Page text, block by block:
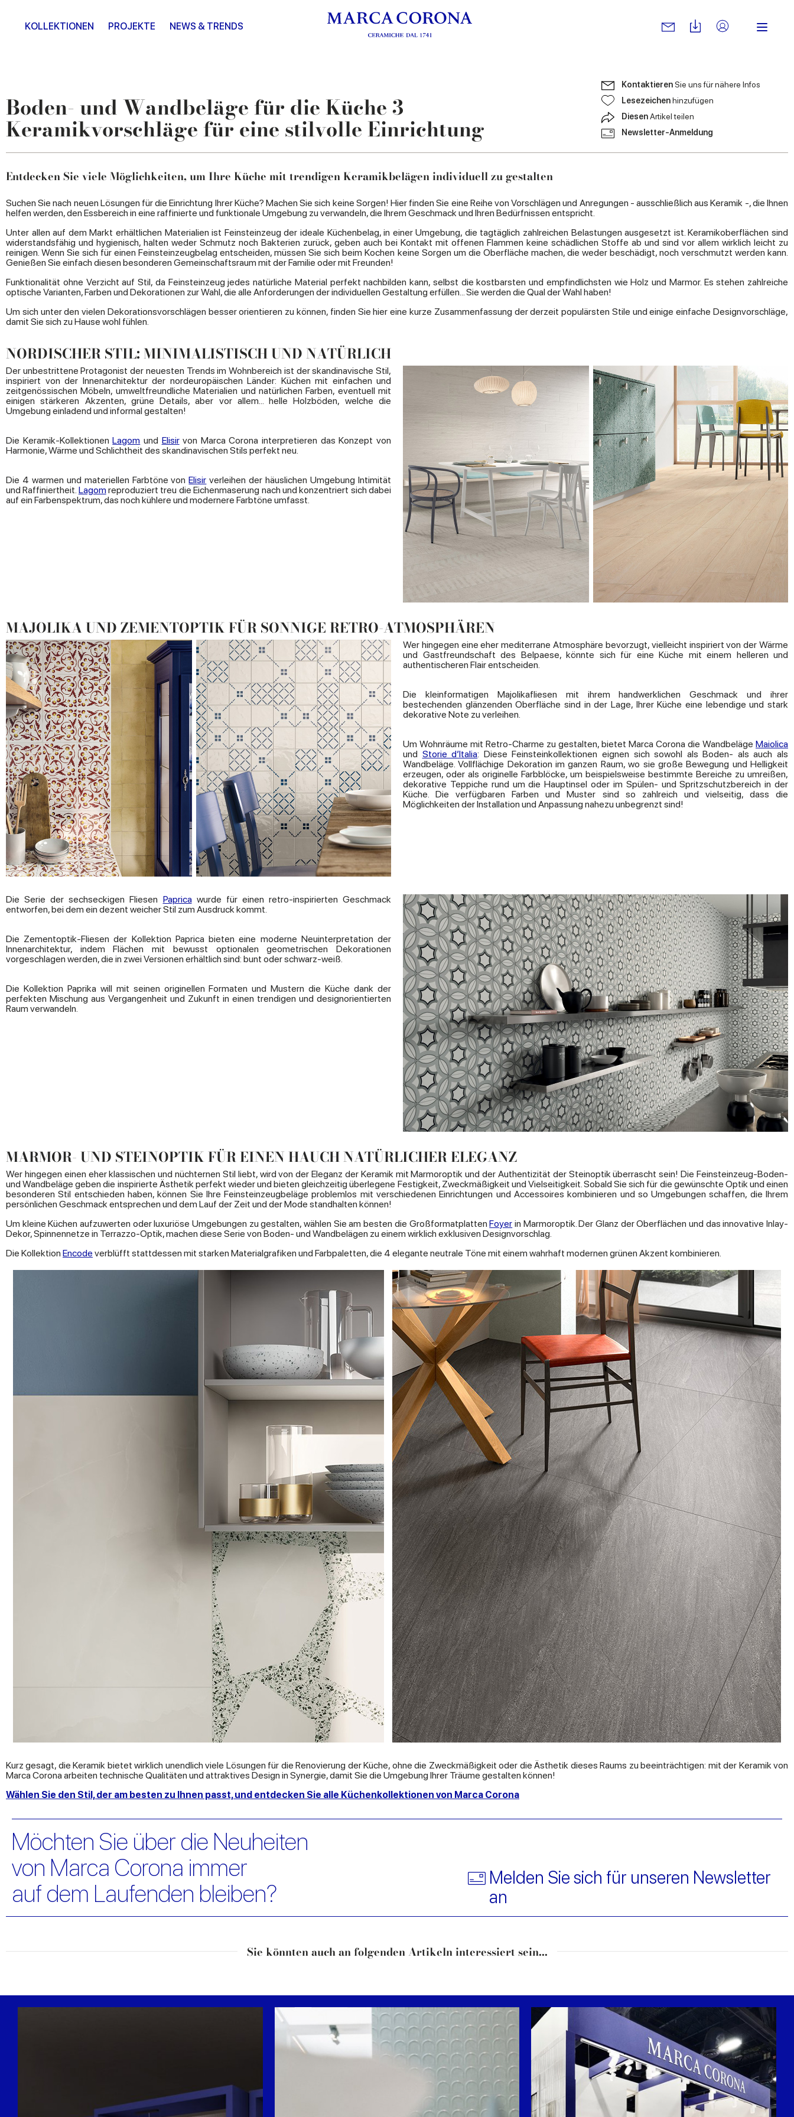
KOLLEKTIONEN PROJEKTE NEWS & TRENDS
Boden- und Wandbeläge für die Küche 3
Keramikvorschläge für eine stilvolle Einrichtung
KontaktierenSie uns für nähere Infos
Lesezeichenhinzufügen
DiesenArtikel teilen
Newsletter-Anmeldung
Entdecken Sie viele Möglichkeiten, um Ihre Küche mit trendigen Keramikbelägen individuell zu gestalten
Suchen Sie nach neuen Lösungen für die Einrichtung Ihrer Küche? Machen Sie sich keine Sorgen! Hier finden Sie eine Reihe von Vorschlägen und Anregungen - ausschließlich aus Keramik -, die Ihnen
helfen werden, den Essbereich in eine raffinierte und funktionale Umgebung zu verwandeln, die Ihrem Geschmack und Ihren Bedürfnissen entspricht.
Unter allen auf dem Markt erhältlichen Materialien ist Feinsteinzeug der ideale Küchenbelag, in einer Umgebung, die tagtäglich zahlreichen Belastungen ausgesetzt ist. Keramikoberflächen sind
widerstandsfähig und hygienisch, halten weder Schmutz noch Bakterien zurück, geben auch bei Kontakt mit offenen Flammen keine schädlichen Stoffe ab und sind vor allem wirklich leicht zu
reinigen. Wenn Sie sich für einen Feinsteinzeugbelag entscheiden, müssen Sie sich beim Kochen keine Sorgen um die Oberfläche machen, die weder beschädigt, noch verschmutzt werden kann.
Genießen Sie einfach diesen besonderen Gemeinschaftsraum mit der Familie oder mit Freunden!
Funktionalität ohne Verzicht auf Stil, da Feinsteinzeug jedes natürliche Material perfekt nachbilden kann, selbst die kostbarsten und empfindlichsten wie Holz und Marmor. Es stehen zahlreiche
optische Varianten, Farben und Dekorationen zur Wahl, die alle Anforderungen der individuellen Gestaltung erfüllen... Sie werden die Qual der Wahl haben!
Um sich unter den vielen Dekorationsvorschlägen besser orientieren zu können, finden Sie hier eine kurze Zusammenfassung der derzeit populärsten Stile und einige einfache Designvorschläge,
damit Sie sich zu Hause wohl fühlen.
NORDISCHER STIL: MINIMALISTISCH UND NATÜRLICH
Der unbestrittene Protagonist der neuesten Trends im Wohnbereich ist der skandinavische Stil,
inspiriert von der Innenarchitektur der nordeuropäischen Länder: Küchen mit einfachen und
zeitgenössischen Möbeln, umweltfreundliche Materialien und natürlichen Farben, eventuell mit
einigen stärkeren Akzenten, grüne Details, aber vor allem... helle Holzböden, welche die
Umgebung einladend und informal gestalten!
Die Keramik-KollektionenLagom und Elisirvon Marca Corona interpretieren das Konzept von
Harmonie, Wärme und Schlichtheit des skandinavischen Stils perfekt neu.
Die 4 warmen und materiellen Farbtöne vonElisir verleihen der häuslichen Umgebung Intimität
und Raffiniertheit. Lagomreproduziert treu die Eichenmaserung nach und konzentriert sich dabei
auf ein Farbenspektrum, das noch kühlere und modernere Farbtöne umfasst.
MAJOLIKA UND ZEMENTOPTIK FÜR SONNIGE RETRO-ATMOSPHÄREN
Wer hingegen eine eher mediterrane Atmosphäre bevorzugt, vielleicht inspiriert von der Wärme
und Gastfreundschaft des Belpaese, könnte sich für eine Küche mit einem helleren und
authentischeren Flair entscheiden.
Die kleinformatigen Majolikafliesen mit ihrem handwerklichen Geschmack und ihrer
bestechenden glänzenden Oberfläche sind in der Lage, Ihrer Küche eine lebendige und stark
dekorative Note zu verleihen.
Um Wohnräume mit Retro-Charme zu gestalten, bietet Marca Corona die Wandbeläge Maiolica
und Storie d’Italia: Diese Feinsteinkollektionen eignen sich sowohl als Boden- als auch als
Wandbeläge. Vollflächige Dekoration im ganzen Raum, wo sie große Bewegung und Helligkeit
erzeugen, oder als originelle Farbblöcke, um beispielsweise bestimmte Bereiche zu umreißen,
dekorative Teppiche rund um die Hauptinsel oder im Spülen- und Spritzschutzbereich in der
Küche. Die verfügbaren Farben und Muster sind so zahlreich und vielseitig, dass die
Möglichkeiten der Installation und Anpassung nahezu unbegrenzt sind!
Die Serie der sechseckigen Fliesen Papricawurde für einen retro-inspirierten Geschmack
entworfen, bei dem ein dezent weicher Stil zum Ausdruck kommt.
Die Zementoptik-Fliesen der Kollektion Paprica bieten eine moderne Neuinterpretation der
Innenarchitektur, indem Flächen mit bewusst optionalen geometrischen Dekorationen
vorgeschlagen werden, die in zwei Versionen erhältlich sind: bunt oder schwarz-weiß.
Die Kollektion Paprika will mit seinen originellen Formaten und Mustern die Küche dank der
perfekten Mischung aus Vergangenheit und Zukunft in einen trendigen und designorientierten
Raum verwandeln.
MARMOR- UND STEINOPTIK FÜR EINEN HAUCH NATÜRLICHER ELEGANZ
Wer hingegen einen eher klassischen und nüchternen Stil liebt, wird von der Eleganz der Keramik mit Marmoroptik und der Authentizität der Steinoptik überrascht sein! Die Feinsteinzeug-Boden-
und Wandbeläge geben die inspirierte Ästhetik perfekt wieder und bieten gleichzeitig überlegene Festigkeit, Zweckmäßigkeit und Vielseitigkeit. Sobald Sie sich für die gewünschte Optik und einen
besonderen Stil entschieden haben, können Sie Ihre Feinsteinzeugbeläge problemlos mit verschiedenen Einrichtungen und Accessoires kombinieren und so Umgebungen schaffen, die Ihrem
persönlichen Geschmack entsprechen und dem Lauf der Zeit und der Mode standhalten können!
Um kleine Küchen aufzuwerten oder luxuriöse Umgebungen zu gestalten, wählen Sie am besten die GroßformatplattenFoyer in Marmoroptik. Der Glanz der Oberflächen und das innovative Inlay-
Dekor, Spinnennetze in Terrazzo-Optik, machen diese Serie von Boden- und Wandbelägen zu einem wirklich exklusiven Designvorschlag.
Die Kollektion Encode verblüfft stattdessen mit starken Materialgrafiken und Farbpaletten, die 4 elegante neutrale Töne mit einem wahrhaft modernen grünen Akzent kombinieren.
Kurz gesagt, die Keramik bietet wirklich unendlich viele Lösungen für die Renovierung der Küche, ohne die Zweckmäßigkeit oder die Ästhetik dieses Raums zu beeinträchtigen: mit der Keramik von
Marca Corona arbeiten technische Qualitäten und attraktives Design in Synergie, damit Sie die Umgebung Ihrer Träume gestalten können!
Wählen Sie den Stil, der am besten zu Ihnen passt, und entdecken Sie alle Küchenkollektionen von Marca Corona
Möchten Sie über die Neuheiten
von Marca Corona immer
auf dem Laufenden bleiben?
Melden Sie sich für unseren Newsletter
an
Sie könnten auch an folgenden Artikeln interessiert sein...